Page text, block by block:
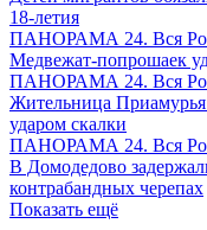
18-летия
ПАНОРАМА 24. Вся
Медвежат-попрошаек
ПАНОРАМА 24. Вся
Жительница Приамурья
ударом скалки
ПАНОРАМА 24. Вся
В Домодедово
контрабандных черепах
Показать ещё